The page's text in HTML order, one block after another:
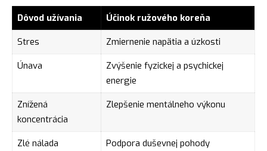
Dôvod užívania
Účinok ružového koreňa
Stres
Zmiernenie napätia a úzkosti
Únava
Zvýšenie fyzickej a psychickej
energie
Znížená
koncentrácia
Zlepšenie mentálneho výkonu
Zlé nálada
Podpora duševnej pohody